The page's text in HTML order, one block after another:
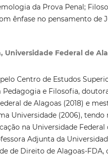
da Prova Penal;
ênfase no pensamento de
Universidade Federal de
Centro de Estudos
Pedagogia e Filosofia,
de Alagoas (2018) e
Universidade (2006), tendo
na Universidade Federal
Adjunta da
de Direito de Alagoas-FDA,